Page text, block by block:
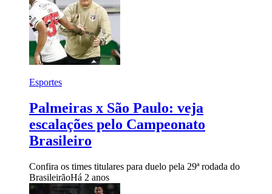
Esportes
Palmeiras x São Paulo: veja
escalações pelo Campeonato
Brasileiro
Confira os times titulares para duelo pela 29ª rodada do
BrasileirãoHá 2 anos